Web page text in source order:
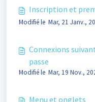
Inscription et
Modifié le Mar, 21 Janv.,
Connexions
passe
Modifié le Mar, 19 Nov.,
Menu et onglets